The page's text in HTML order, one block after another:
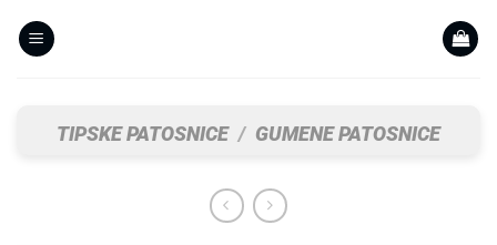
TIPSKE PATOSNICE / GUMENE PATOSNICE